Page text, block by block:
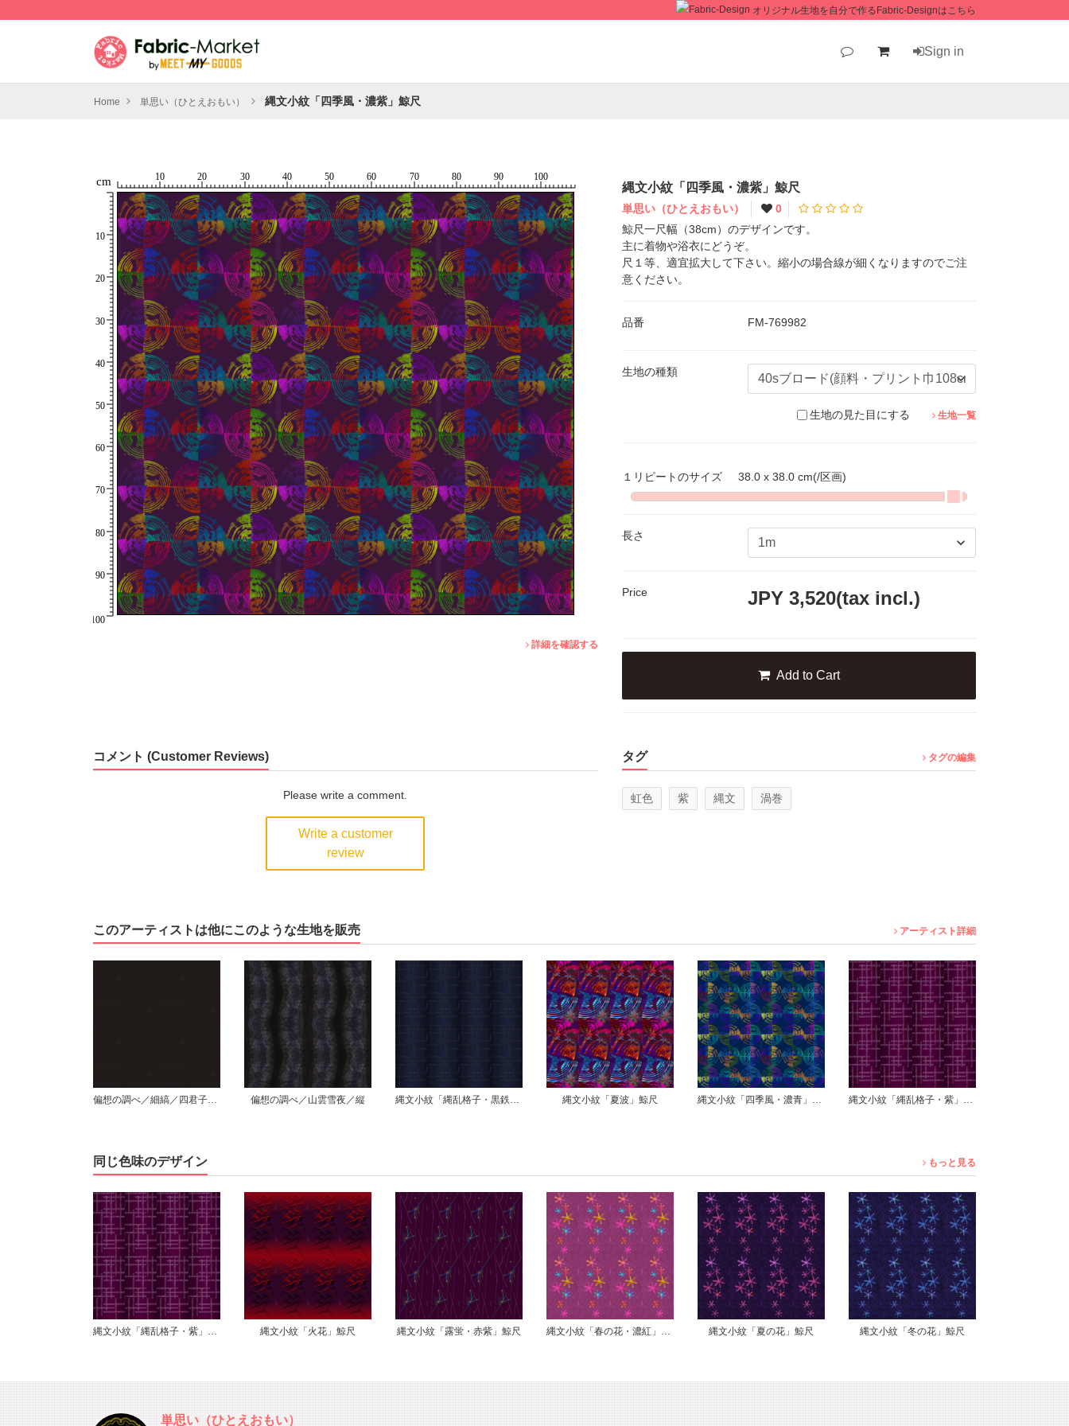
オリジナル生地を自分で作るFabric-Designはこちら
Sign in
Home 単思い（ひとえおもい） 縄文小紋「四季風・濃紫」鯨尺
詳細を確認する
縄文小紋「四季風・濃紫」鯨尺
単思い（ひとえおもい）
0
鯨尺一尺幅（38cm）のデザインです。
主に着物や浴衣にどうぞ。
尺１等、適宜拡大して下さい。縮小の場合線が細くなりますのでご注
意ください。
品番 FM-769982
生地の種類
生地の見た目にする 生地一覧
１リピートのサイズ 38.0 x 38.0 cm(/区画)
長さ
Price JPY3,520(tax incl.)
Add to Cart
コメント (Customer Reviews)
Please write a comment.
Write a customer
review
タグ タグの編集
虹色 紫 縄文 渦巻
このアーティストは他にこのような生地を販売 アーティスト詳細
偏想の調べ／山雲雪夜／縦 縄文小紋「夏波」鯨尺
同じ色味のデザイン もっと見る
縄文小紋「火花」鯨尺 縄文小紋「露蛍・赤紫」鯨尺 縄文小紋「夏の花」鯨尺 縄文小紋「冬の花」鯨尺 単思い「白鈴乱」鯨尺
単思い（ひとえおもい）